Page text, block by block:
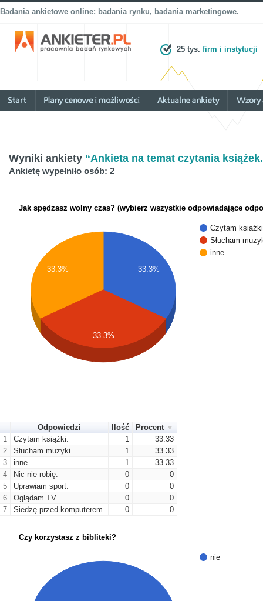
Badania ankietowe online: badania rynku, badania marketingowe.
25 tys. firm i instytucji
Wyniki ankiety “Ankieta na temat czytania
Ankietę wypełniło osób: 2
Jak spędzasz wolny czas? (wybierz wszystkie odpowiadające
Czytam
Słucham
inne
33.3%
33.3%
33.3%
Odpowiedzi Ilość
Procent
1
Czytam książki. 1
33.33
2
Słucham muzyki. 1
33.33
3
inne 1
33.33
4
Nic nie robię. 0
0
5
Uprawiam sport. 0
0
6
Oglądam TV. 0
0
7
Siedzę przed komputerem. 0 0
Czy korzystasz z bibliteki?
nie